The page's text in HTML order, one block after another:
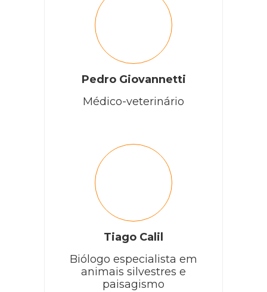
Pedro Giovannetti
Médico-veterinário
Tiago Calil
Biólogo especialista em
animais silvestres e
paisagismo